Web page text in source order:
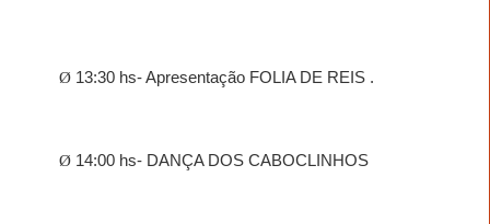
Ø 13:30 hs- Apresentação FOLIA DE REIS .
Ø 14:00 hs- DANÇA DOS CABOCLINHOS